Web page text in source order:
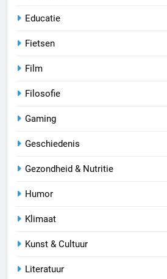
Educatie
Fietsen
Film
Filosofie
Gaming
Geschiedenis
Gezondheid & Nutritie
Humor
Klimaat
Kunst & Cultuur
Literatuur